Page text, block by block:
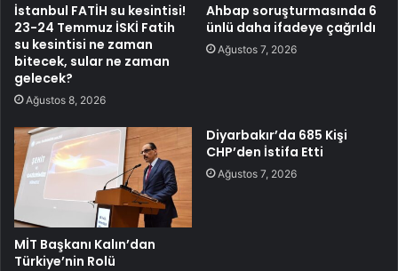
İstanbul FATİH su kesintisi!
23-24 Temmuz İSKİ Fatih
su kesintisi ne zaman
bitecek, sular ne zaman
gelecek?
Ağustos 8, 2026
Ahbap soruşturmasında 6
ünlü daha ifadeye çağrıldı
Ağustos 7, 2026
MİT Başkanı Kalın’dan
Türkiye’nin Rolü
Diyarbakır’da 685 Kişi
CHP’den İstifa Etti
Ağustos 7, 2026